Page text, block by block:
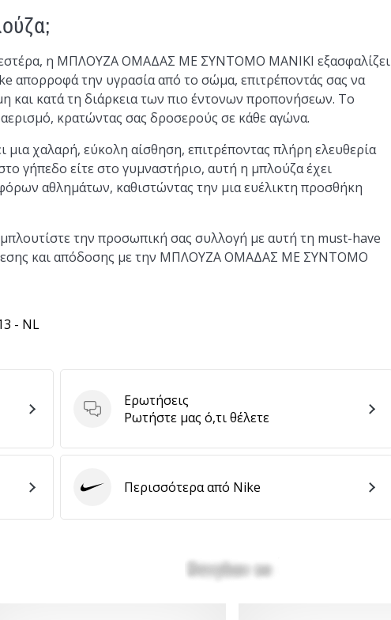
η ΜΠΛΟΥΖΑ ΟΜΑΔΑΣ ΜΕ ΣΥΝΤΟΜΟ ΜΑΝΙΚΙ εξασφαλίζει
απορροφά την υγρασία από το σώμα, επιτρέποντάς σας να
και κατά τη διάρκεια των πιο έντονων προπονήσεων. Το
κρατώντας σας δροσερούς σε κάθε αγώνα.
χαλαρή, εύκολη αίσθηση, επιτρέποντας πλήρη ελευθερία
γήπεδο είτε στο γυμναστήριο, αυτή η μπλούζα έχει
αθλημάτων, καθιστώντας την μια ευέλικτη προσθήκη
την προσωπική σας συλλογή με αυτή τη must-have
και απόδοσης με την ΜΠΛΟΥΖΑ ΟΜΑΔΑΣ ΜΕ ΣΥΝΤΟΜΟ
- NL
Ερωτήσεις
Ερωτήσεις
Ρωτήστε μας ό,τι θέλετε
Nike Περισσότερα από Nike